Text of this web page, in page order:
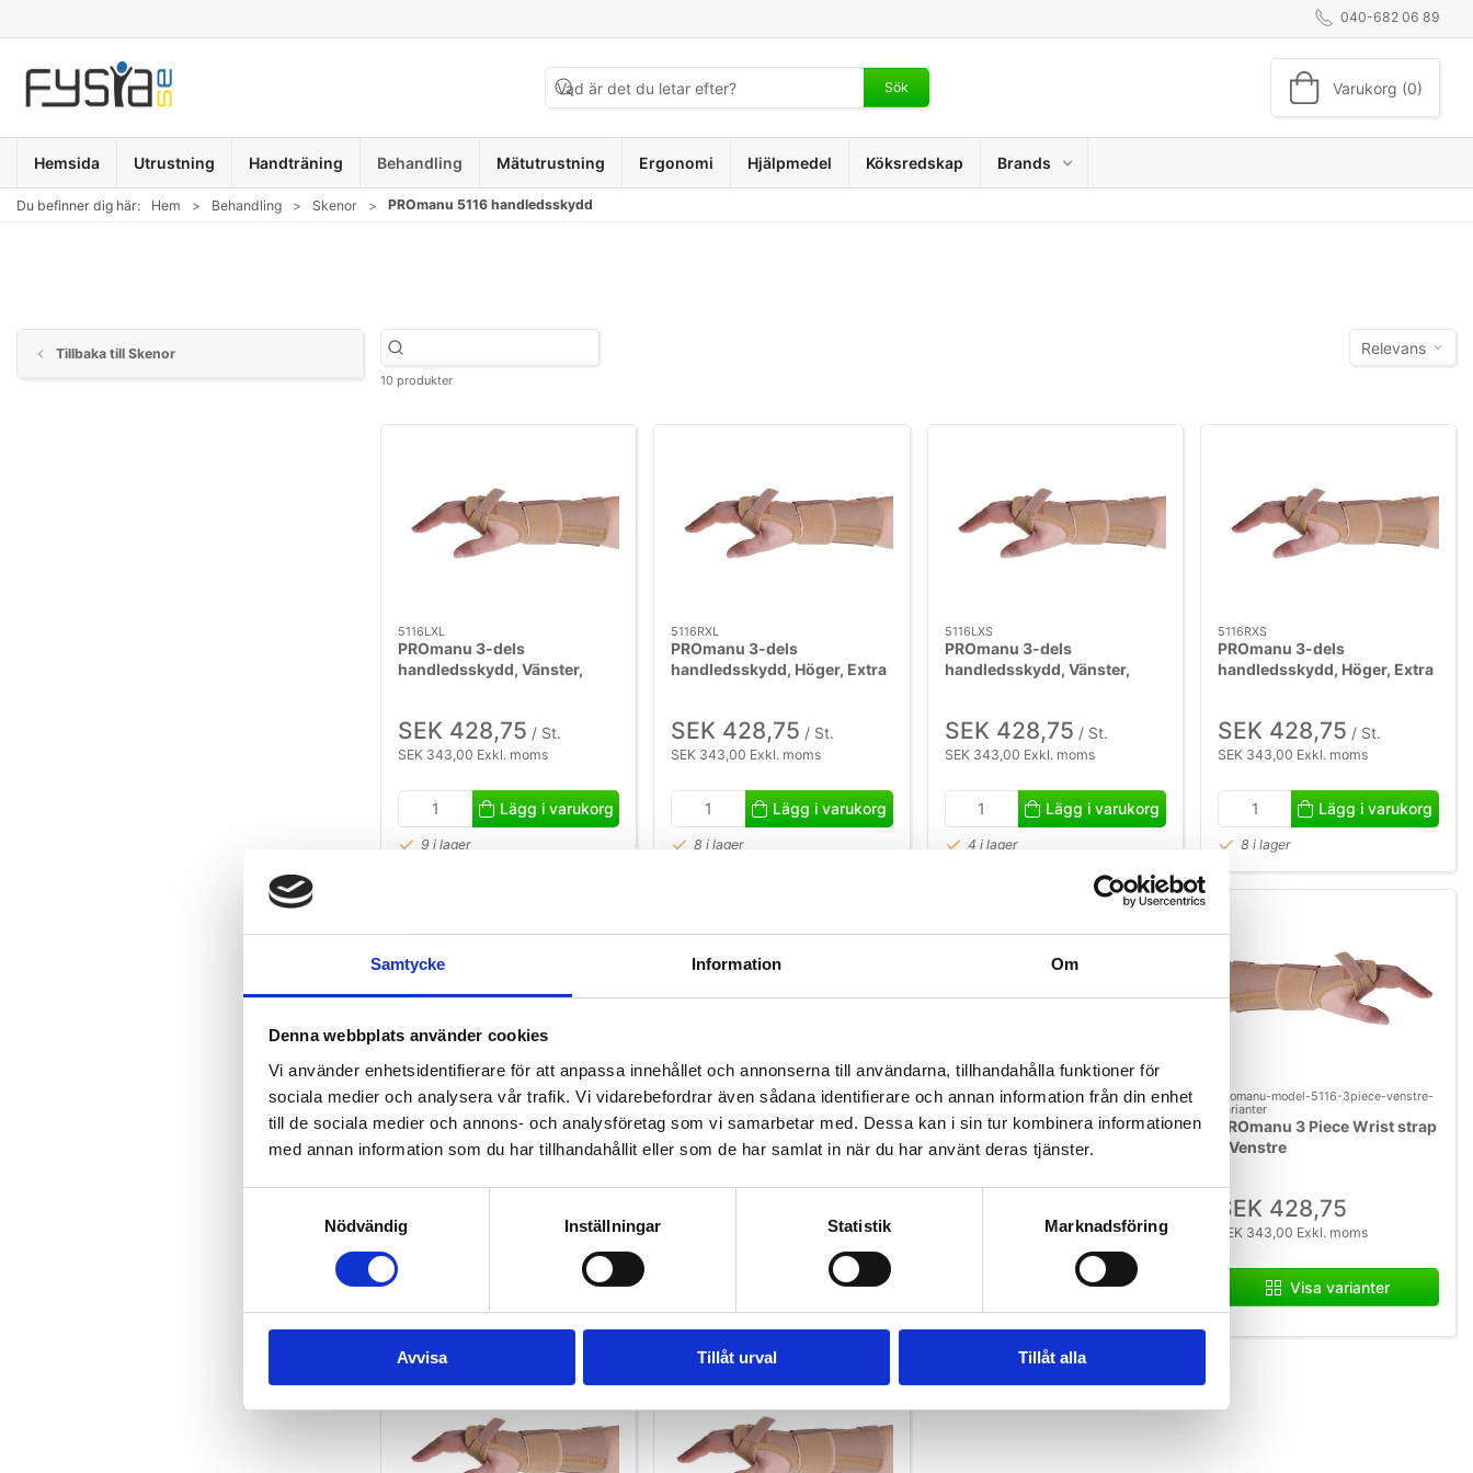
Samtycke Information Om
Denna webbplats använder cookies
Vi använder enhetsidentifierare för att anpassa innehållet och annonserna till användarna, tillhandahålla funktioner för
sociala medier och analysera vår trafik. Vi vidarebefordrar även sådana identifierare och annan information från din enhet
till de sociala medier och annons- och analysföretag som vi samarbetar med. Dessa kan i sin tur kombinera informationen
med annan information som du har tillhandahållit eller som de har samlat in när du har använt deras tjänster.
Nödvändig
Inställningar Statistik Marknadsföring
Avvisa Tillåt urval Tillåt alla
040-682 06 89
Sök Varukorg (0)
Hemsida Utrustning Handträning Behandling Mätutrustning Ergonomi Hjälpmedel Köksredskap Brands
Du befinner dig här: Hem Behandling Skenor PROmanu 5116 handledsskydd
Tillbaka till Skenor Relevans
10 produkter
5116LXL
PROmanu 3-dels
handledsskydd, Vänster,
SEK 428,75 / St.
SEK 343,00 Exkl. moms
Lägg i varukorg
9 i lager
5116RXL
PROmanu 3-dels
handledsskydd, Höger, Extra
SEK 428,75 / St.
SEK 343,00 Exkl. moms
Lägg i varukorg
8 i lager
5116LXS
PROmanu 3-dels
handledsskydd, Vänster,
SEK 428,75 / St.
SEK 343,00 Exkl. moms
Lägg i varukorg
4 i lager
5116RXS
PROmanu 3-dels
handledsskydd, Höger, Extra
SEK 428,75 / St.
SEK 343,00 Exkl. moms
Lägg i varukorg
8 i lager
5116LM
ROmanu 3-dels
handledsskydd,
Vänster,Medium.
SEK 428,75
SEK 343,00 Exkl. moms
Lägg i varukorg
1 i lager
5116LS
PROmanu 3-dels
handledsskydd, Vänster,
Liten.
SEK 428,75
Lägg i varukorg
1 i lager
5116LL
PROmanu 3-dels
handledsskydd Vento,
Vänster, Stor.
SEK 428,75
SEK 343,00 Exkl. moms
Lägg i varukorg
5 i lager
promanu-model-5116-3piece-venstre-
varianter
PROmanu 3 Piece Wrist strap
- Venstre
SEK 428,75
SEK 343,00 Exkl. moms
Visa varianter